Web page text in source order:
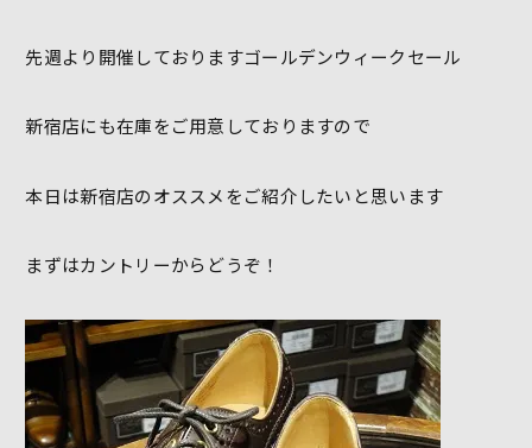
先週より開催しておりますゴールデンウィークセール
新宿店にも在庫をご用意しておりますので
本日は新宿店のオススメをご紹介したいと思います
まずはカントリーからどうぞ！